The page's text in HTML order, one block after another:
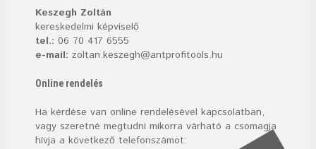
Keszegh Zoltán
kereskedelmi képviselő
tel.: 06 70 417 6555
e-mail: zoltan.keszegh@antprofitools.hu
Online rendelés
Ha kérdése van online rendelésével kapcsolatban,
vagy szeretné megtudni mikorra várható a csomagja
hívja a következő telefonszámot: